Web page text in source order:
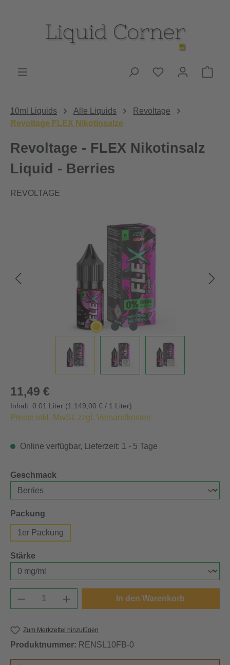
Du hast 0
10ml Liquids Alle Liquids
Revoltage
Revoltage FLEX Nikotinsalze
Revoltage - FLEX Nikotinsalz
Liquid - Berries
REVOLTAGE
Regulärer Preis:
11,49 €
Inhalt: 0.01 Liter (1.149,00 € / 1 Liter)
Preise inkl. MwSt. zzgl. Versandkosten
Online verfügbar, Lieferzeit: 1 - 5 Tage
Geschmack
Packung
1er Packung
Stärke
Produkt Anzahl: Gib den gewünschten
In den Warenkorb
Zum Merkzettel hinzufügen
Produktnummer: RENSL10FB-0